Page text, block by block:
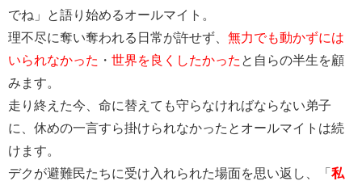
でね」と語り始めるオールマイト。
理不尽に奪い奪われる日常が許せず、 無力でも動かずには
いられなかった ・ 世界を良くしたかった と自らの半生を顧
みます。
走り終えた今、命に替えても守らなければならない弟子
に、休めの一言すら掛けられなかったとオールマイトは続
けます。
デクが避難民たちに受け入れられた場面を思い返し、「 私